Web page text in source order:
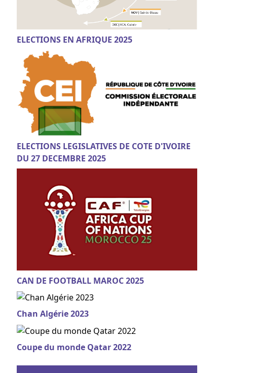
ELECTIONS EN AFRIQUE 2025
ELECTIONS LEGISLATIVES DE COTE D'IVOIRE
DU 27 DECEMBRE 2025
CAN DE FOOTBALL MAROC 2025
Chan Algérie 2023
Coupe du monde Qatar 2022